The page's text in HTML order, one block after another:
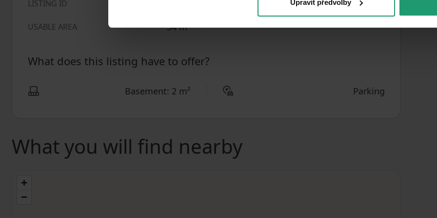
Upravit předvolby
LISTING ID
USABLE AREA 34m²
What does this listing have to offer?
Basement: 2 m² Parking
What you will find nearby